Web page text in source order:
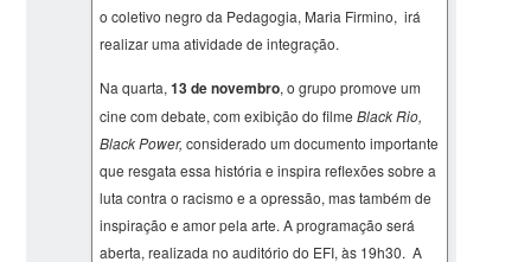
o coletivo negro da Pedagogia, Maria Firmino, irá
realizar uma atividade de integração.
Na quarta,13 de novembro, o grupo promove um
cine com debate, com exibição do filmeBlack Rio,
Black Power, considerado um documento importante
que resgata essa história e inspira reflexões sobre a
luta contra o racismo e a opressão, mas também de
inspiração e amor pela arte. A programação será
aberta, realizada no auditório do EFI, às 19h30. A